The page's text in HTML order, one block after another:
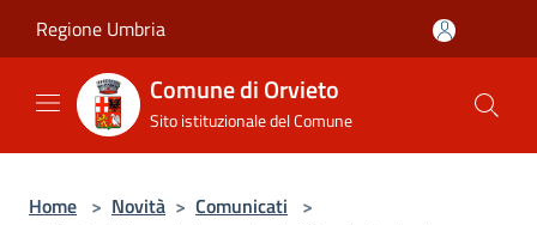
Regione Umbria
Comune di Orvieto
Sito istituzionale del Comune
Home > Novità > Comunicati >